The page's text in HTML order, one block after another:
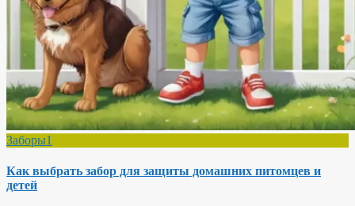
Заборы1
Как выбрать забор для защиты домашних питомцев и
детей